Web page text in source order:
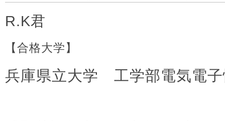
R.K君
【合格大学】
兵庫県立大学 工学部電気電子